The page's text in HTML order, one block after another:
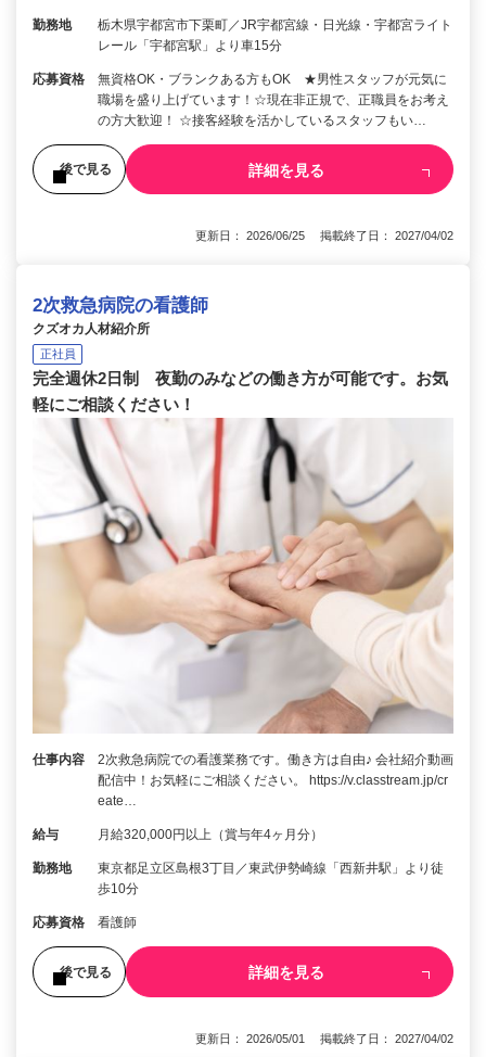
勤務地
栃木県宇都宮市下栗町／JR宇都宮線・日光線・宇都宮ライト
レール「宇都宮駅」より車15分
応募資格
無資格OK・ブランクある方もOK ★男性スタッフが元気に
職場を盛り上げています！☆現在非正規で、正職員をお考え
の方大歓迎！ ☆接客経験を活かしているスタッフもい…
後で見る 詳細を見る
更新日： 2026/06/25 掲載終了日： 2027/04/02
2次救急病院の看護師
クズオカ人材紹介所
正社員
完全週休2日制 夜勤のみなどの働き方が可能です。お気
軽にご相談ください！
仕事内容
2次救急病院での看護業務です。働き方は自由♪ 会社紹介動画
配信中！お気軽にご相談ください。 https://v.classtream.jp/cr
eate…
給与 月給320,000円以上（賞与年4ヶ月分）
勤務地
東京都足立区島根3丁目／東武伊勢崎線「西新井駅」より徒
歩10分
応募資格 看護師
後で見る 詳細を見る
更新日： 2026/05/01 掲載終了日： 2027/04/02